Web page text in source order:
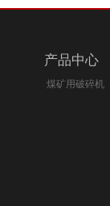
产品中心
煤矿用破碎机